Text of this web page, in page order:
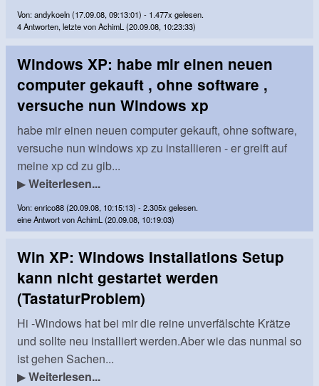
Von: andykoeln (17.09.08, 09:13:01) - 1.477x gelesen.
4 Antworten, letzte von AchimL (20.09.08, 10:23:33)
Windows XP: habe mir einen neuen
computer gekauft , ohne software ,
versuche nun Windows xp
habe mir einen neuen computer gekauft, ohne software,
versuche nun windows xp zu installieren - er greift auf
meine xp cd zu gib...
▶Weiterlesen...
Von: enrico88 (20.09.08, 10:15:13) - 2.305x gelesen.
eine Antwort von AchimL (20.09.08, 10:19:03)
Win XP: Windows Installations Setup
kann nicht gestartet werden
(TastaturProblem)
Hi -Windows hat bei mir die reine unverfälschte Krätze
und sollte neu installiert werden.Aber wie das nunmal so
ist gehen Sachen...
▶Weiterlesen...